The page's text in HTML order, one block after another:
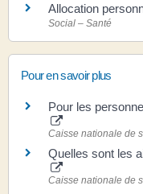
Allocation
Social – Santé
Pour en savoir plus
Pour les
Caisse nationale de
Quelles sont les
Caisse nationale de